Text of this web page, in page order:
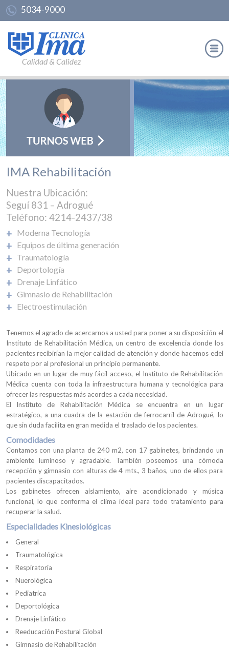
5034-9000
IMA Rehabilitación
Nuestra Ubicación:
Seguí 831 – Adrogué
Teléfono: 4214-2437/38
Moderna Tecnología
Equipos de última generación
Traumatología
Deportología
Drenaje Linfático
Gimnasio de Rehabilitación
Electroestimulación
Tenemos el agrado de acercarnos a usted para poner a su disposición el
Instituto de Rehabilitación Médica, un centro de excelencia donde los
pacientes recibirían la mejor calidad de atención y donde hacemos edel
respeto por al profesional un principio permanente.
Ubicado en un lugar de muy fácil acceso, el Instituto de Rehabilitación
Médica cuenta con toda la infraestructura humana y tecnológica para
ofrecer las respuestas más acordes a cada necesidad.
El Instituto de Rehabilitación Médica se encuentra en un lugar
estratégico, a una cuadra de la estación de ferrocarril de Adrogué, lo
que sin duda facilita en gran medida el traslado de los pacientes.
Comodidades
Contamos con una planta de 240 m2, con 17 gabinetes, brindando un
ambiente luminoso y agradable. También poseemos una cómoda
recepción y gimnasio con alturas de 4 mts., 3 baños, uno de ellos para
pacientes discapacitados.
Los gabinetes ofrecen aislamiento, aire acondicionado y música
funcional, lo que conforma el clima ideal para todo tratamiento para
recuperar la salud.
Especialidades Kinesiológicas
General
Traumatológica
Respiratoria
Nuerológica
Pediatrica
Deportológica
Drenaje Linfático
Reeducación Postural Global
Gimnasio de Rehabilitación